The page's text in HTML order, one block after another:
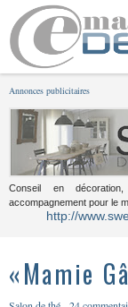
Annonces publicitaires
Conseil en décoration,
accompagnement pour le
http://
«Mamie